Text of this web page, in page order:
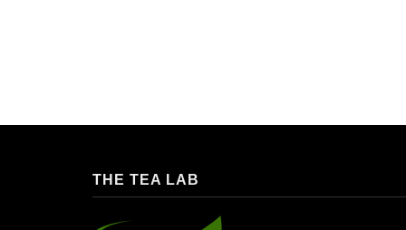
THE TEA LAB